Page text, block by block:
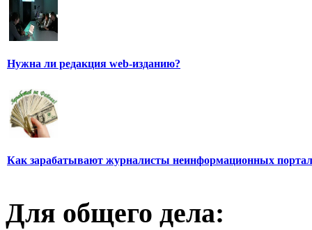
Нужна ли редакция web-изданию?
Как зарабатывают журналисты неинформационных
Для общего дела: